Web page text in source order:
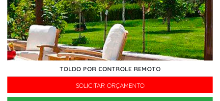
TOLDO POR CONTROLE REMOTO
SOLICITAR ORÇAMENTO